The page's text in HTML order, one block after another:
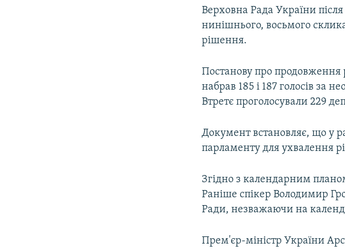
Верховна Рада України
нинішнього, восьмого
рішення.
Постанову про продовження
набрав 185 і 187 голосів за
Втретє проголосували 229
Документ встановляє, що у
парламенту для ухвалення
Згідно з календарним
Раніше спікер Володимир
Ради, незважаючи на
Прем'єр-міністр України